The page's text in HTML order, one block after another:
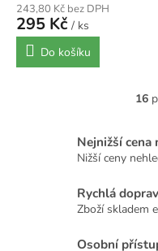
243,80 Kč bez DPH
295 Kč / ks
Do košíku
16
Nejnižší cena
Nižší ceny
Rychlá
Zboží skladem
Osobní